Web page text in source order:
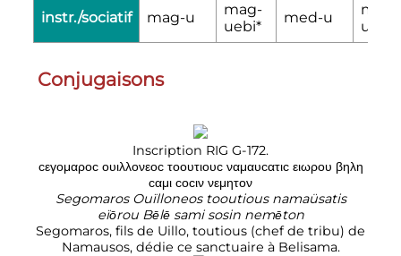
instr./sociatif mag-u
mag-
uebi*
med-u
med-
uebi*
Conjugaisons
Inscription RIG G-172.
ϲεγομαροϲ ουιλλονεοϲ τοουτιουϲ ναμαυϲατιϲ ειωρου βηλη
ϲαμι ϲοϲιν νεμητον
Segomaros Ouïlloneos tooutious namaüsatis
eïōrou Bēlē sami sosin nemēton
Segomaros, fils de Uillo, toutious (chef de tribu) de
Namausos, dédie ce sanctuaire à Belisama.